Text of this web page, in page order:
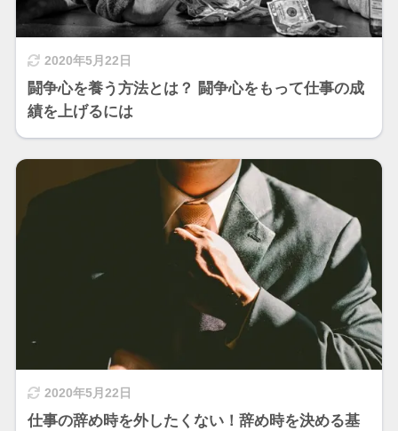
2020年5月22日
闘争心を養う方法とは？ 闘争心をもって仕事の成
績を上げるには
2020年5月22日
仕事の辞め時を外したくない！辞め時を決める基